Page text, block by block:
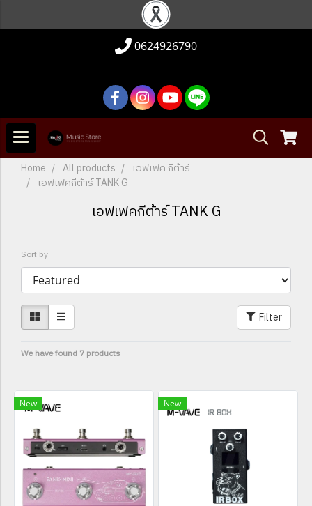
0624926790
Home All products
เอฟเฟค กีต้าร์
เอฟเฟคกีต้าร์ TANK G
เอฟเฟคกีต้าร์ TANK G
Sort by
Filter
We have found 7 products
New New